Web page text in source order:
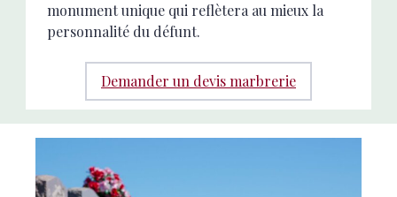
monument unique qui reflètera au mieux la
personnalité du défunt.
Demander un devis marbrerie